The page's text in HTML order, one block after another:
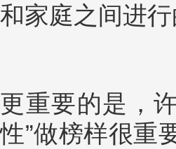
和家庭之间进
更重要的是，
性”做榜样很重